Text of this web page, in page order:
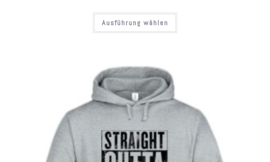
Ausführung wählen